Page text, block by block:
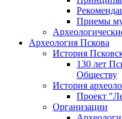
Приемы
Археология Пскова
История
130 лет
Обществу
История
Проект
Организации